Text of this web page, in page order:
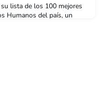
lista de los 100 mejores
Humanos del país, un